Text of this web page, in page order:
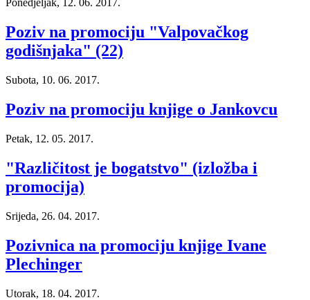
Ponedjeljak, 12. 06. 2017.
Poziv na promociju "Valpovačkog
godišnjaka" (22)
Subota, 10. 06. 2017.
Poziv na promociju knjige o Jankovcu
Petak, 12. 05. 2017.
"Različitost je bogatstvo" (izložba i
promocija)
Srijeda, 26. 04. 2017.
Pozivnica na promociju knjige Ivane
Plechinger
Utorak, 18. 04. 2017.